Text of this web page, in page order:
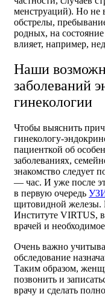
менструаций). Но не
обстрелы,
родных, на
влияет, например,
Наши
заболеваний
гинекологии
Чтобы выяснить
гинекологу-
пациенткой об
заболеваниях,
знакомство следует
— час. И уже после
в первую очередь
щитовидной железы.
Институте VIRTUS,
врачей и
Очень важно
обследование
Таким образом,
позвонить и
врачу и сделать